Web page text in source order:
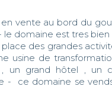
vente au bord du
le domaine est tres bien
des grandes
usine de
un grand hôtel , un
-  ce domaine se